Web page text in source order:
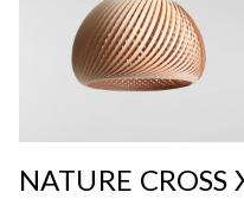
NATURE CROSS